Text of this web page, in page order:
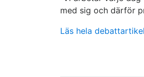
med sig och därför
Läs hela